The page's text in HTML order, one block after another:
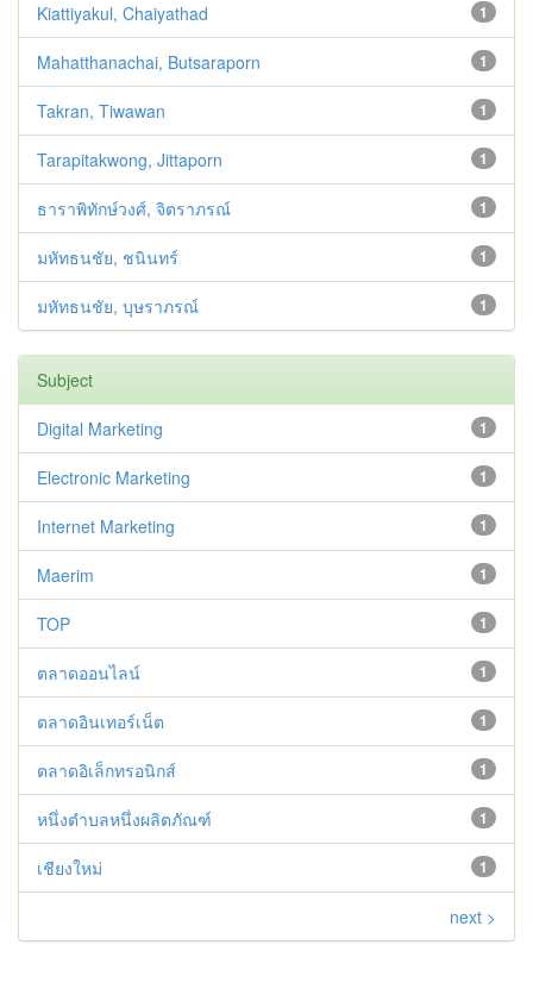
1
Kiattiyakul, Chaiyathad
1
Mahatthanachai, Butsaraporn
1
Takran, Tiwawan
1
Tarapitakwong, Jittaporn
1
ธาราพิทักษ์วงศ์, จิตราภรณ์
1
มหัทธนชัย, ชนินทร์
1
มหัทธนชัย, บุษราภรณ์
Subject
1
Digital Marketing
1
Electronic Marketing
1
Internet Marketing
1
Maerim
1
TOP
1
ตลาดออนไลน์
1
ตลาดอินเทอร์เน็ต
1
ตลาดอิเล็กทรอนิกส์
1
หนึ่งตำบลหนึ่งผลิตภัณฑ์
1
เชียงใหม่
next >